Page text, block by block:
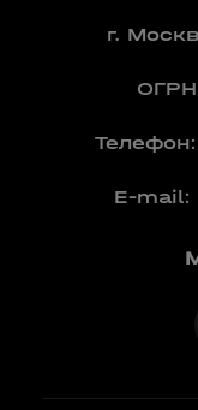
г.
Телефон:
E-mail: